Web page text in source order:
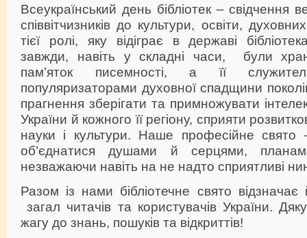
Всеукраїнський день бібліотек – свідчення
співвітчизників до культури, освіти,
тієї ролі, яку відіграє в державі
завжди, навіть у складні часи, були
пам’яток писемності, а її
популяризаторами духовної спадщини
прагнення зберігати та примножувати
України й кожного її регіону, сприяти
науки і культури. Наше професійне свято
об’єднатися душами й серцями,
незважаючи навіть на не надто сприятливі
Разом із нами бібліотечне свято відзначає
загал читачів та користувачів України.
жагу до знань, пошуків та відкриттів!